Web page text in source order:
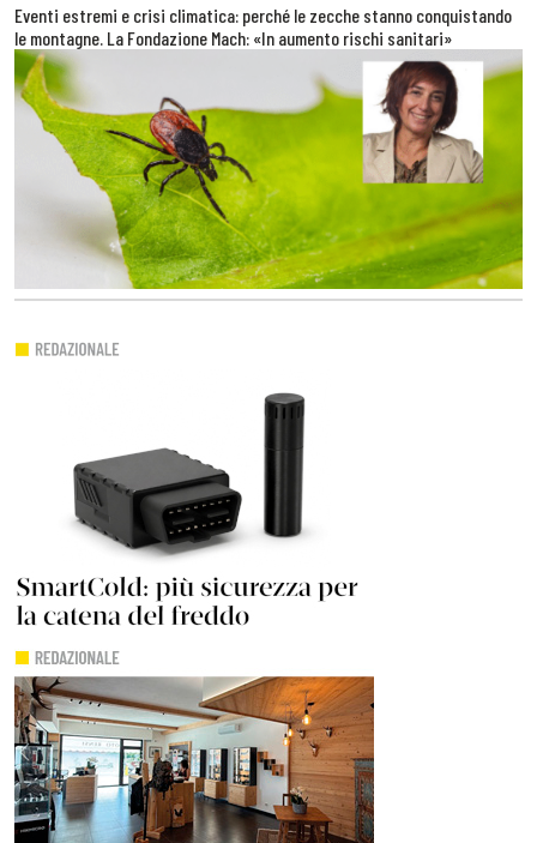
Eventi estremi e crisi climatica: perché le zecche stanno conquistando
le montagne. La Fondazione Mach: «In aumento rischi sanitari»